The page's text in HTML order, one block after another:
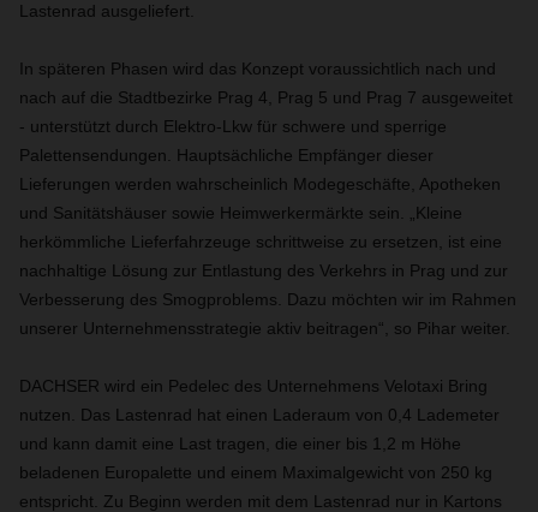
Lastenrad ausgeliefert.
In späteren Phasen wird das Konzept voraussichtlich nach und
nach auf die Stadtbezirke Prag 4, Prag 5 und Prag 7 ausgeweitet
- unterstützt durch Elektro-Lkw für schwere und sperrige
Palettensendungen. Hauptsächliche Empfänger dieser
Lieferungen werden wahrscheinlich Modegeschäfte, Apotheken
und Sanitätshäuser sowie Heimwerkermärkte sein. „Kleine
herkömmliche Lieferfahrzeuge schrittweise zu ersetzen, ist eine
nachhaltige Lösung zur Entlastung des Verkehrs in Prag und zur
Verbesserung des Smogproblems. Dazu möchten wir im Rahmen
unserer Unternehmensstrategie aktiv beitragen“, so Pihar weiter.
DACHSER wird ein Pedelec des Unternehmens Velotaxi Bring
nutzen. Das Lastenrad hat einen Laderaum von 0,4 Lademeter
und kann damit eine Last tragen, die einer bis 1,2 m Höhe
beladenen Europalette und einem Maximalgewicht von 250 kg
entspricht. Zu Beginn werden mit dem Lastenrad nur in Kartons